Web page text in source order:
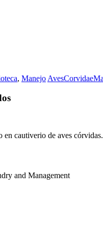
, Manejo AvesCorvidae
en cautiverio de aves córvidas.
and Management